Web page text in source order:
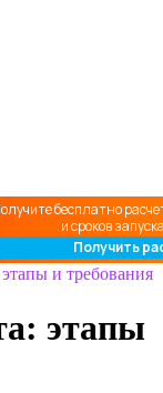
и требования
этапы
бесплатно
и сроков
Получить